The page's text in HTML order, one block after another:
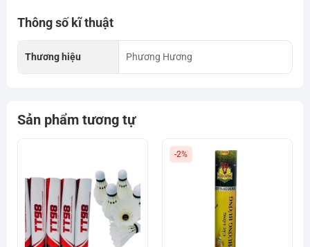
Thông số kĩ thuật
Thương hiệu Phương Hương
Sản phẩm tương tự
-2%